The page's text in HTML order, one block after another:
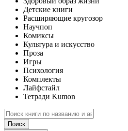
Детские книги
Расширяющие кругозор
Научпоп
Комиксы
Культура и искусство
Проза
Игры
Психология
Комплекты
Лайфстайл
Тетради Kumon
Поиск